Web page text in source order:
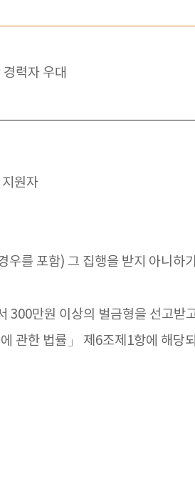
력자 우대
원자
를 포함) 그 집행을 받지 아니하
만원 이상의 벌금형을 선고받
관한 법률」 제6조제1항에 해당